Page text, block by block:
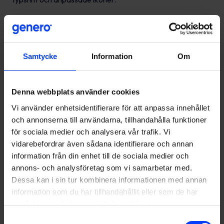
Samtycke Information Om
Denna webbplats använder cookies
Vi använder enhetsidentifierare för att anpassa innehållet
och annonserna till användarna, tillhandahålla funktioner
för sociala medier och analysera vår trafik. Vi
vidarebefordrar även sådana identifierare och annan
information från din enhet till de sociala medier och
annons- och analysföretag som vi samarbetar med.
Dessa kan i sin tur kombinera informationen med annan
information som du har tillhandahållit eller som de har
samlat in när du har använt deras tjänster.
vårt tvärfunktionella team av marknadsförare, designers,
copywriters och strateger. Denna metod höll Görans
affärsbehov i fokus genom hela projektet.